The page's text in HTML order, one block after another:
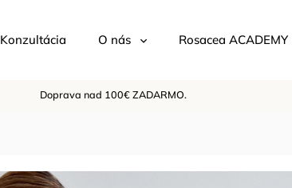
Konzultácia O nás Rosacea ACADEMY
Doprava nad 100€ ZADARMO.